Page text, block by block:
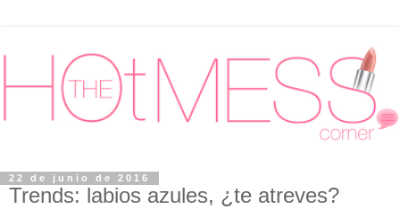
22 de junio de 2016
Trends: labios azules, ¿te atreves?